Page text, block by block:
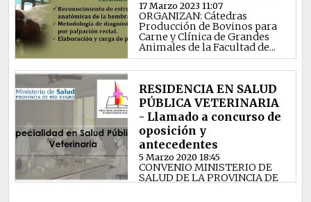
17 Marzo 2023 11:07
ORGANIZAN: Cátedras
Producción de Bovinos para
Carne y Clínica de Grandes
Animales de la Facultad de...
RESIDENCIA EN SALUD
PÚBLICA VETERINARIA
- Llamado a concurso de
oposición y
antecedentes
5 Marzo 2020 18:45
CONVENIO MINISTERIO DE
SALUD DE LA PROVINCIA DE